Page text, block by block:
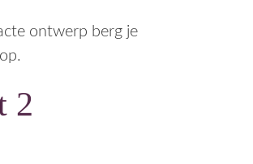
ontwerp berg je
2